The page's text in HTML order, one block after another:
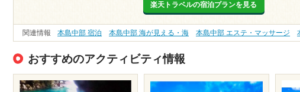
楽天トラベルの宿泊プランを見る
関連情報 本島中部 宿泊 本島中部 海が見える・海 本島中部 エステ・マッサージ
おすすめのアクティビティ情報